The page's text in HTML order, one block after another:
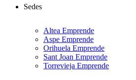
Sedes
Altea Emprende
Aspe Emprende
Orihuela Emprende
Sant Joan Emprende
Torrevieja Emprende